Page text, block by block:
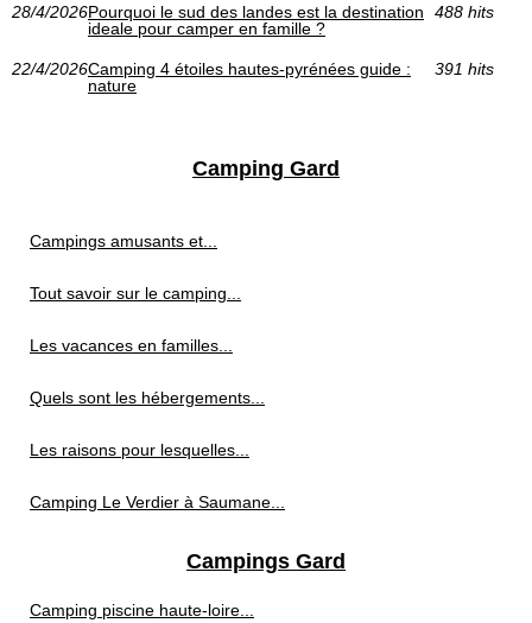
28/4/2026Pourquoi le sud des landes est la destination
ideale pour camper en famille ?
488 hits
22/4/2026Camping 4 étoiles hautes-pyrénées guide :
nature
391 hits
Camping Gard
Campings amusants et...
Tout savoir sur le camping...
Les vacances en familles...
Quels sont les hébergements...
Les raisons pour lesquelles...
Camping Le Verdier à Saumane...
Campings Gard
Camping piscine haute-loire...